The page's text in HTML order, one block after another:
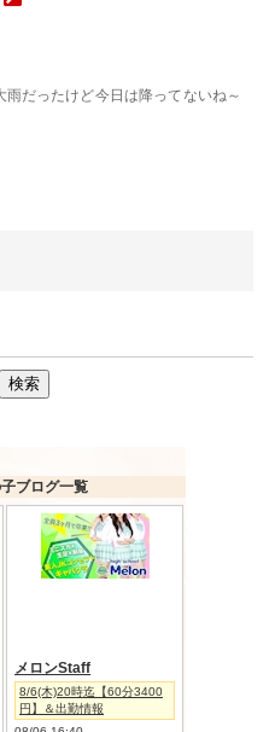
だったけど今日は降ってないね～
検索